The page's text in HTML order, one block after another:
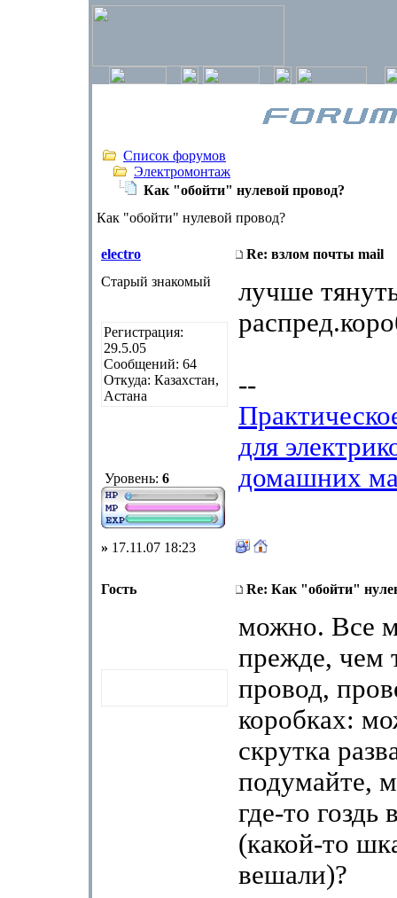
Список форумов
Электромонтаж
Как "обойти" нулевой провод?
Как "обойти" нулевой провод?
electro
Re: взлом почты mail
Старый знакомый
Регистрация:
29.5.05
Сообщений: 64
Откуда: Казахстан,
Астана
Уровень: 6
лучше
--
для
домашних
» 17.11.07 18:23
Гость Re: Как "обойти"
можно. Все
прежде, чем
провод,
коробках:
скрутка
подумайте,
где-то гоздь
(какой-то
вешали)?